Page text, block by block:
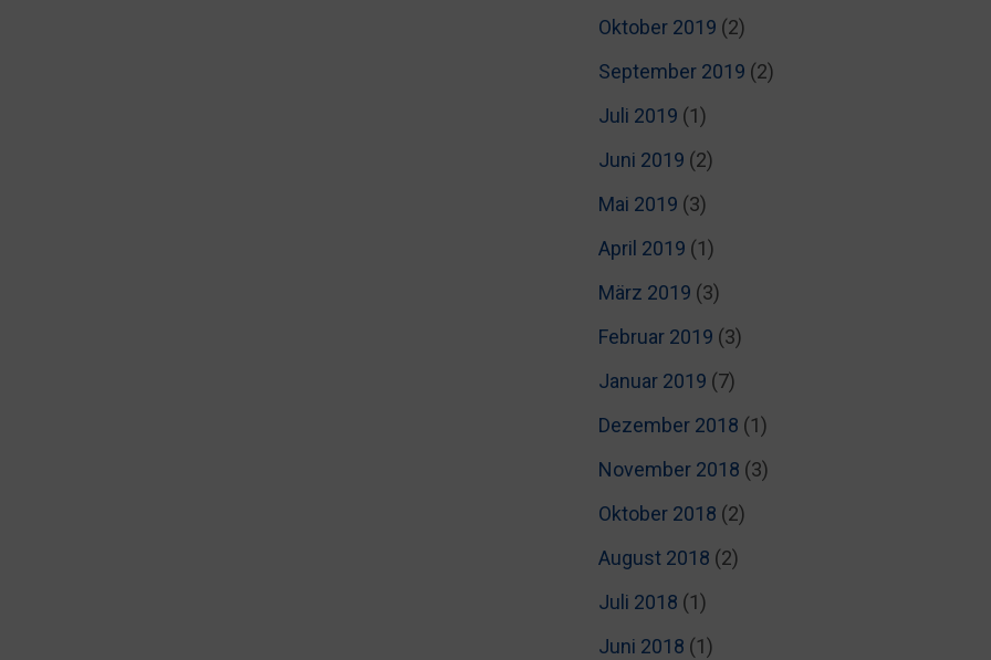
Oktober 2019 (2)
September 2019 (2)
Juli 2019 (1)
Juni 2019 (2)
Mai 2019 (3)
April 2019 (1)
März 2019 (3)
Februar 2019 (3)
Januar 2019 (7)
Dezember 2018 (1)
November 2018 (3)
Oktober 2018 (2)
August 2018 (2)
Juli 2018 (1)
Juni 2018 (1)